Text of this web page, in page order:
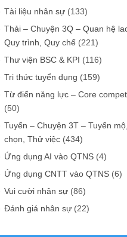
Tài liệu nhân sự (133)
Thải – Chuyện 3Q – Quan hệ
Quy trình, Quy chế (221)
Thư viện BSC & KPI (116)
Tri thức tuyển dụng (159)
Từ điển năng lực – Core
(50)
Tuyển – Chuyện 3T – Tuyển
chọn, Thử việc (434)
Ứng dụng AI vào QTNS (4)
Ứng dụng CNTT vào QTNS (6)
Vui cười nhân sự (86)
Đánh giá nhân sự (22)